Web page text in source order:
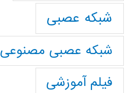
شبکه عصبی
شبکه عصبی مصنوعی
فیلم آموزشی